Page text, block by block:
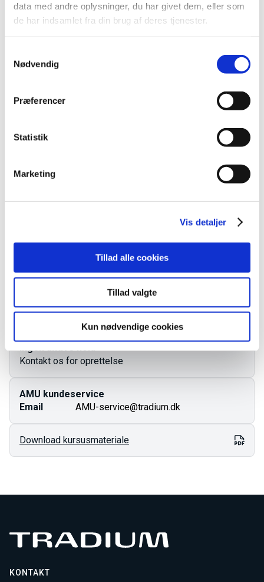
data med andre oplysninger, du har givet dem, eller som
de har indsamlet fra din brug af deres tjenester.
Nødvendig
Præferencer
Statistik
Marketing
Vis detaljer
Tillad alle cookies
Tillad valgte
Kun nødvendige cookies
Ingen aktive hold
Kontakt os for oprettelse
AMU kundeservice
Email
AMU-service@tradium.dk
Download kursusmateriale
kendskab til og forståelse for andre menneskers
forskellige kulturelle, religiøse, sproglige og etniske
baggrunde, kommunikere med passagererne på en måde,
På dette kursus lærer du at formulere en personlig vision
Fakta
Kontakt os
KONTAKT